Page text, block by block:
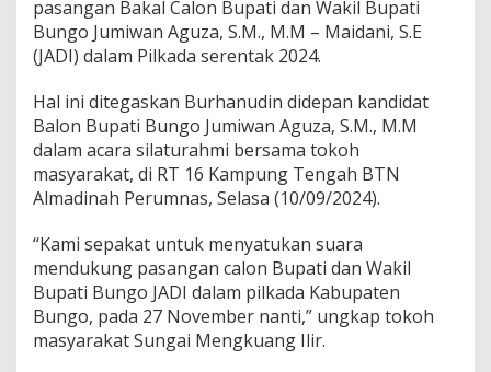
pasangan Bakal Calon Bupati dan Wakil Bupati
Bungo Jumiwan Aguza, S.M., M.M – Maidani, S.E
(JADI) dalam Pilkada serentak 2024.
Hal ini ditegaskan Burhanudin didepan kandidat
Balon Bupati Bungo Jumiwan Aguza, S.M., M.M
dalam acara silaturahmi bersama tokoh
masyarakat, di RT 16 Kampung Tengah BTN
Almadinah Perumnas, Selasa (10/09/2024).
“Kami sepakat untuk menyatukan suara
mendukung pasangan calon Bupati dan Wakil
Bupati Bungo JADI dalam pilkada Kabupaten
Bungo, pada 27 November nanti,” ungkap tokoh
masyarakat Sungai Mengkuang Ilir.